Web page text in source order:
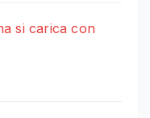
si carica con